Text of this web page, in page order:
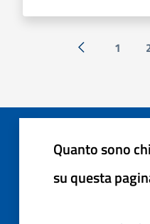
« Precedente
1
Quanto sono
su questa